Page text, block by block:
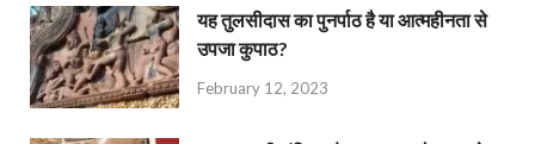
यह तुलसीदास का पुनर्पाठ है या आत्महीनता से
उपजा कुपाठ?
February 12, 2023